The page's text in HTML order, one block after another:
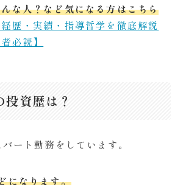
な人？など気になる方はこちら
歴・実績・指導哲学を徹底解説
必読】
資歴は？
ート勤務をしています。
になります。